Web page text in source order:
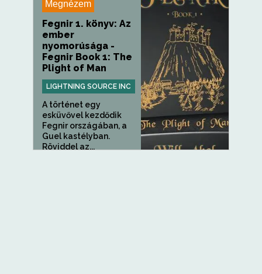
Megnézem
Fegnir 1. könyv: Az
ember
nyomorúsága -
Fegnir Book 1: The
Plight of Man
LIGHTNING SOURCE INC
A történet egy
esküvővel kezdődik
Fegnir országában, a
Guel kastélyban.
Röviddel az...